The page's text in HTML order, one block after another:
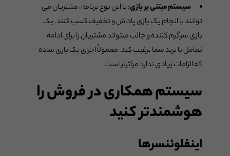
سیستم مبتنی بر بازی: با این نوع برنامه، مشتریان می
توانند با انجام یک بازی پاداش و تخفیف کسب کنند. یک
بازی سرگرم کننده و جالب میتواند مشتریان را برای ادامه
تعامل با برند شما ترغیب کند. معمولاً اجرای یک بازی ساده
که الزامات زیادی ندارد مؤثرتر است.
سیستم همکاری در فروش را
هوشمندتر کنید
اینفلوئنسرها